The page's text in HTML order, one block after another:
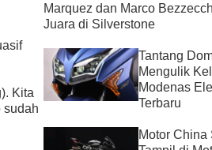
Kita
sudah
Marquez dan Marco
Juara di Silverstone
Tantang
Mengulik
Modenas
Terbaru
Motor China